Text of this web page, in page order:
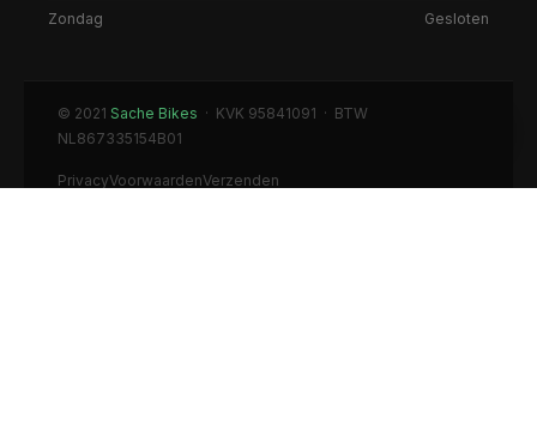
Zondag Gesloten
© 2021 Sache Bikes · KVK 95841091 · BTW
NL867335154B01
PrivacyVoorwaardenVerzenden